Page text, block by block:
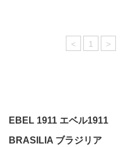
< 1 >
EBEL 1911 エベル1911
BRASILIA ブラジリア